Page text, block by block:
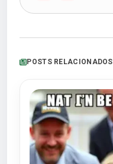
POSTS RELACIONADOS